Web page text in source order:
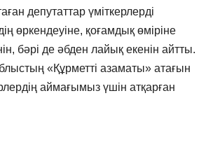
депутаттар үміткерлерді
өркендеуіне, қоғамдық өміріне
бәрі де әбден лайық екенін айтты.
«Құрметті азаматы» атағын
аймағымыз үшін атқарған